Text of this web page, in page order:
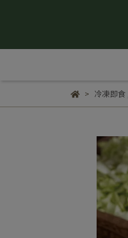
冷凍即食